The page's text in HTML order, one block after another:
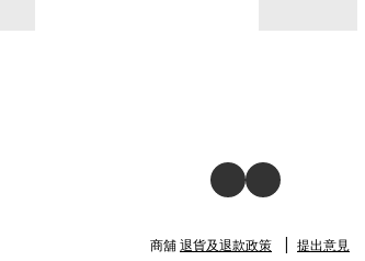
商舖 退貨及退款政策 提出意見